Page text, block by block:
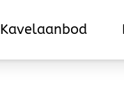
Kavelaanbod
Kavelaanbod